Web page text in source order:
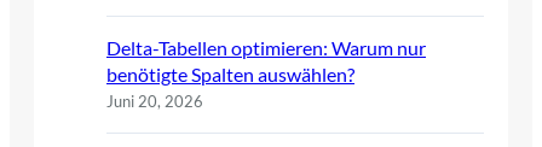
Delta-Tabellen optimieren: Warum nur
benötigte Spalten auswählen?
Juni 20, 2026